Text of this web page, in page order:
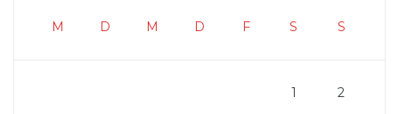
M D M D F S S
1 2